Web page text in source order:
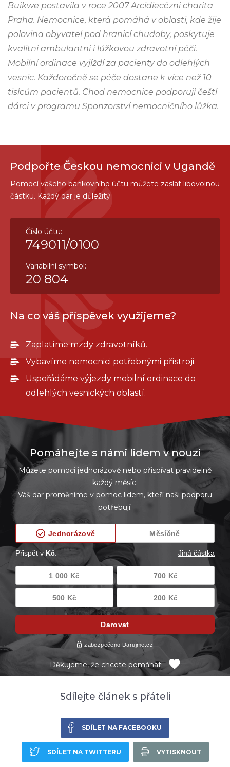
Buikwe postavila v roce 2007 Arcidiecézní charita
Praha. Nemocnice, která pomáhá v oblasti, kde žije
polovina obyvatel pod hranicí chudoby, poskytuje
kvalitní ambulantní i lůžkovou zdravotní péči.
Mobilní ordinace vyjíždí za pacienty do odlehlých
vesnic. Každoročně se péče dostane k více než 10
tisícům pacientů. Chod nemocnice podporují čeští
dárci v programu Sponzorství nemocničního lůžka.
Podpořte Českou nemocnici v Ugandě
Pomocí vašeho bankovního účtu můžete zaslat libovolnou
částku. Každý dar je důležitý.
Číslo účtu:
749011/0100
Variabilní symbol:
20 804
Na co váš příspěvek využijeme?
Zaplatíme mzdy zdravotníků.
Vybavíme nemocnici potřebnými přístroji.
Uspořádáme výjezdy mobilní ordinace do
odlehlých vesnických oblastí.
Pomáhejte s námi lidem v nouzi
Můžete pomoci jednorázově nebo přispívat pravidelně
každý měsíc.
Váš dar proměníme v pomoc lidem, kteří naši podporu
potřebují.
Děkujeme, že chcete pomáhat!
Sdílejte článek s přáteli
SDÍLET NA FACEBOOKU
SDÍLET NA TWITTERU VYTISKNOUT